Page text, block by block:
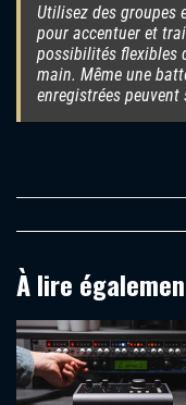
Utilisez des groupes
pour accentuer et
possibilités flexibles
main. Même une
enregistrées
À lire